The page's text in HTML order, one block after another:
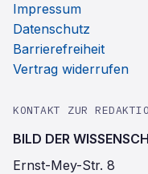
Impressum
Datenschutz
Barrierefreiheit
Vertrag widerrufen
KONTAKT ZUR
BILD DER
Ernst-Mey-Str. 8